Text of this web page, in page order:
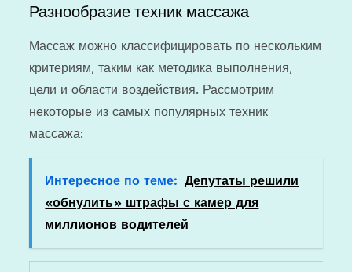
Разнообразие техник массажа
Массаж можно классифицировать по нескольким
критериям, таким как методика выполнения,
цели и области воздействия. Рассмотрим
некоторые из самых популярных техник
массажа:
Интересное по теме: Депутаты решили
«обнулить» штрафы с камер для
миллионов водителей